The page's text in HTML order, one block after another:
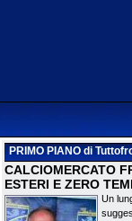
PRIMO PIANOdi
CALCIOMERCATO
ESTERI E ZERO
Un